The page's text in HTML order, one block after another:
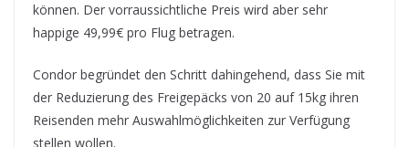
können. Der vorraussichtliche Preis wird aber sehr
happige 49,99€ pro Flug betragen.
Condor begründet den Schritt dahingehend, dass Sie mit
der Reduzierung des Freigepäcks von 20 auf 15kg ihren
Reisenden mehr Auswahlmöglichkeiten zur Verfügung
stellen wollen.